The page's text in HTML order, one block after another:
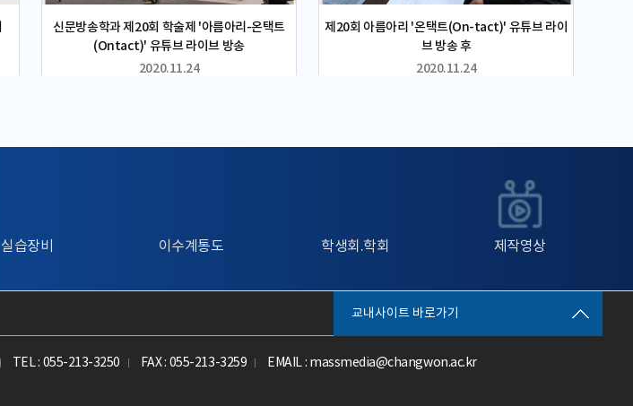
신문방송학과 제20회 학술제 '아름아리-온택트
(Ontact)' 유튜브 라이브 방송
2020.11.24
제20회 아름아리 '온택트(On-tact)' 유튜브 라이
브 방송 후
2020.11.24
실습장비 이수계통도 학생회.학회 제작영상
교내사이트 바로가기
TEL : 055-213-3250 FAX : 055-213-3259
EMAIL : massmedia@changwon.ac.kr